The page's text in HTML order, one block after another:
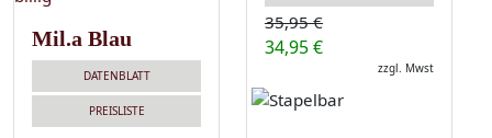
Mil.a Blau
DATENBLATT
PREISLISTE
35,95 €
34,95 €
zzgl. Mwst